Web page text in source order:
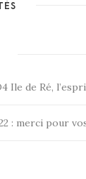
Ile de Ré,
: merci pour